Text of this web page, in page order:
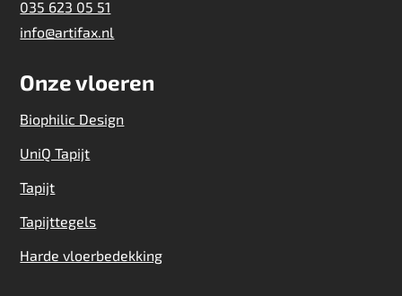
035 623 05 51
info@artifax.nl
Onze vloeren
Biophilic Design
UniQ Tapijt
Tapijt
Tapijttegels
Harde vloerbedekking